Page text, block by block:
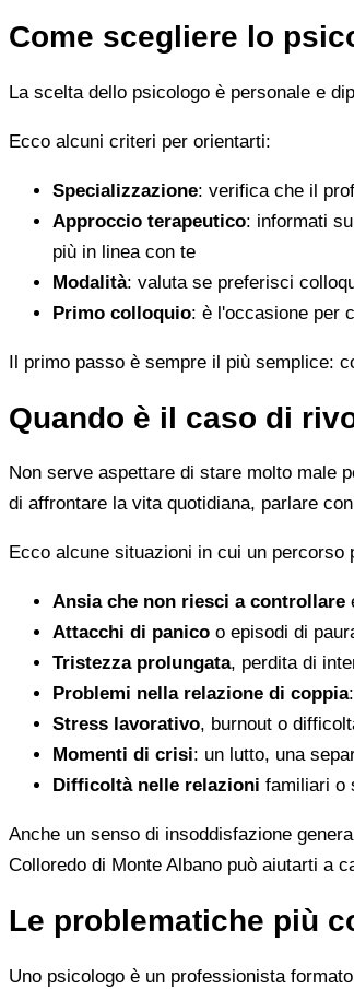
Come scegliere lo
La scelta dello psicologo è personale e
Ecco alcuni criteri per orientarti:
Specializzazione: verifica che il
Approccio terapeutico: informati
più in linea con te
Modalità: valuta se preferisci
Primo colloquio: è l'occasione per
Il primo passo è sempre il più semplice:
Quando è il caso di
Non serve aspettare di stare molto male
di affrontare la vita quotidiana, parlare
Ecco alcune situazioni in cui un percorso
Ansia che non riesci a controllare
Attacchi di panico o episodi di
Tristezza prolungata, perdita di
Problemi nella relazione di coppia
Stress lavorativo, burnout o
Momenti di crisi: un lutto, una
Difficoltà nelle relazioni familiari o
Anche un senso di insoddisfazione
Colloredo di Monte Albano può aiutarti a
Le problematiche più
Uno psicologo è un professionista